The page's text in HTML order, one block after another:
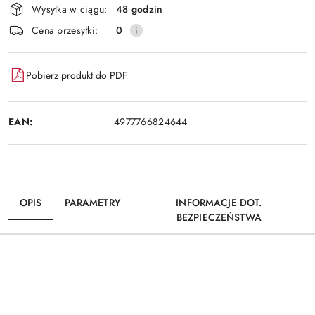
Wyślij
i
dostawa
Wysyłka w ciągu:
48 godzin
Cena przesyłki:
0
Pobierz produkt do PDF
EAN: 4977766824644
OPIS PARAMETRY
INFORMACJE DOT.
BEZPIECZEŃSTWA